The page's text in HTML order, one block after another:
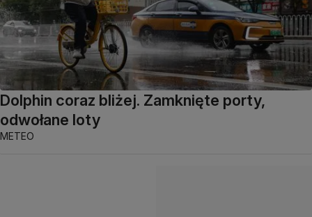
Dolphin coraz bliżej. Zamknięte porty,
odwołane loty
METEO